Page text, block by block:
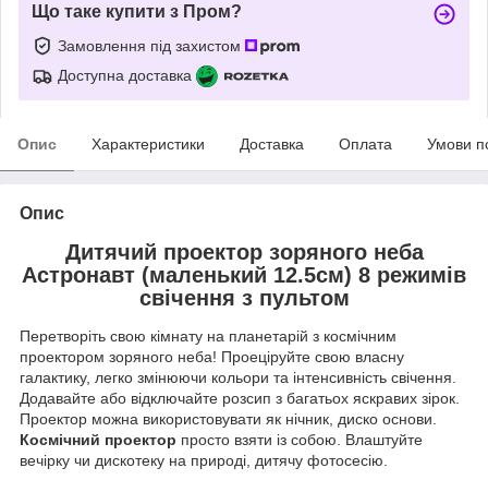
Що таке купити з Пром?
Замовлення під захистом
Доступна доставка
Опис Характеристики Доставка Оплата Умови
Опис
Дитячий проектор зоряного неба
Астронавт (маленький 12.5см) 8 режимів
свічення з пультом
Перетворіть свою кімнату на планетарій з космічним
проектором зоряного неба! Проеціруйте свою власну
галактику, легко змінюючи кольори та інтенсивність свічення.
Додавайте або відключайте розсип з багатьох яскравих зірок.
Проектор можна використовувати як нічник, диско основи.
Космічний проектор просто взяти із собою. Влаштуйте
вечірку чи дискотеку на природі, дитячу фотосесію.